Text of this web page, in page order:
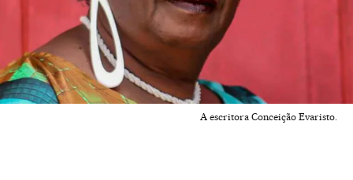
A escritora Conceição Evaristo.